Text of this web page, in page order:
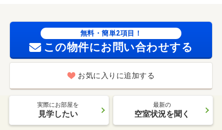
無料・簡単2項目！
この物件にお問い合わせする
お気に入りに追加する
実際にお部屋を
見学したい
最新の
空室状況を聞く